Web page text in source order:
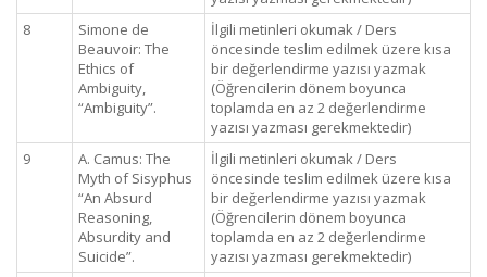
8
Simone de
Beauvoir: The
Ethics of
Ambiguity,
“Ambiguity”.
İlgili metinleri okumak / Ders
öncesinde teslim edilmek üzere kısa
bir değerlendirme yazısı yazmak
(Öğrencilerin dönem boyunca
toplamda en az 2 değerlendirme
yazısı yazması gerekmektedir)
9
A. Camus: The
Myth of Sisyphus
“An Absurd
Reasoning,
Absurdity and
Suicide”.
İlgili metinleri okumak / Ders
öncesinde teslim edilmek üzere kısa
bir değerlendirme yazısı yazmak
(Öğrencilerin dönem boyunca
toplamda en az 2 değerlendirme
yazısı yazması gerekmektedir)